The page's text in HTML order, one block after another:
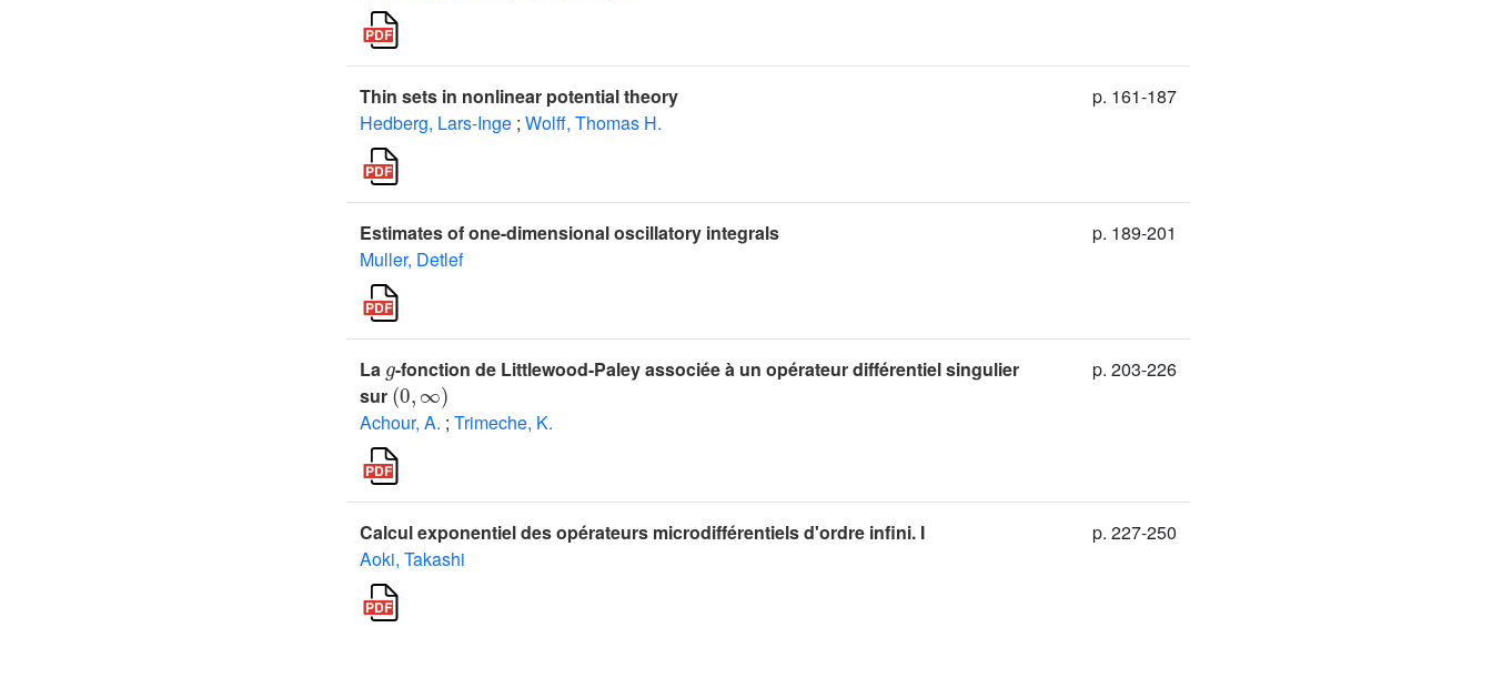
Thin sets in nonlinear potential theory
Hedberg, Lars-Inge ; Wolff, Thomas H.
p. 161-187
Estimates of one-dimensional oscillatory integrals
Muller, Detlef
p. 189-201
La -fonction de Littlewood-Paley associée à un opérateur différentiel singulier
sur
(0,∞)
Achour, A. ; Trimeche, K.
p. 203-226
Calcul exponentiel des opérateurs microdifférentiels d'ordre infini. I
Aoki, Takashi
p. 227-250